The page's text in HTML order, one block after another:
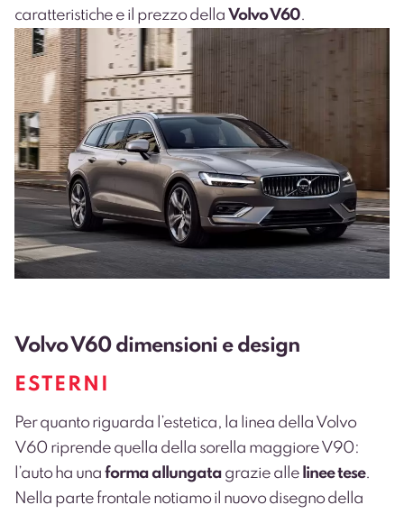
caratteristiche e il prezzo della Volvo V60.
Volvo V60 dimensioni e design
ESTERNI
Per quanto riguarda l’estetica, la linea della Volvo
V60 riprende quella della sorella maggiore V90:
l’auto ha una forma allungata grazie alle linee tese.
Nella parte frontale notiamo il nuovo disegno della